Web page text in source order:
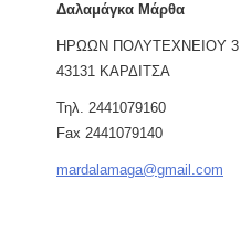
Δαλαμάγκα Μάρθα
ΗΡΩΩΝ ΠΟΛΥΤΕΧΝΕΙΟΥ 3
43131 ΚΑΡΔΙΤΣΑ
Τηλ. 2441079160
Fax 2441079140
mardalamaga@gmai l.com